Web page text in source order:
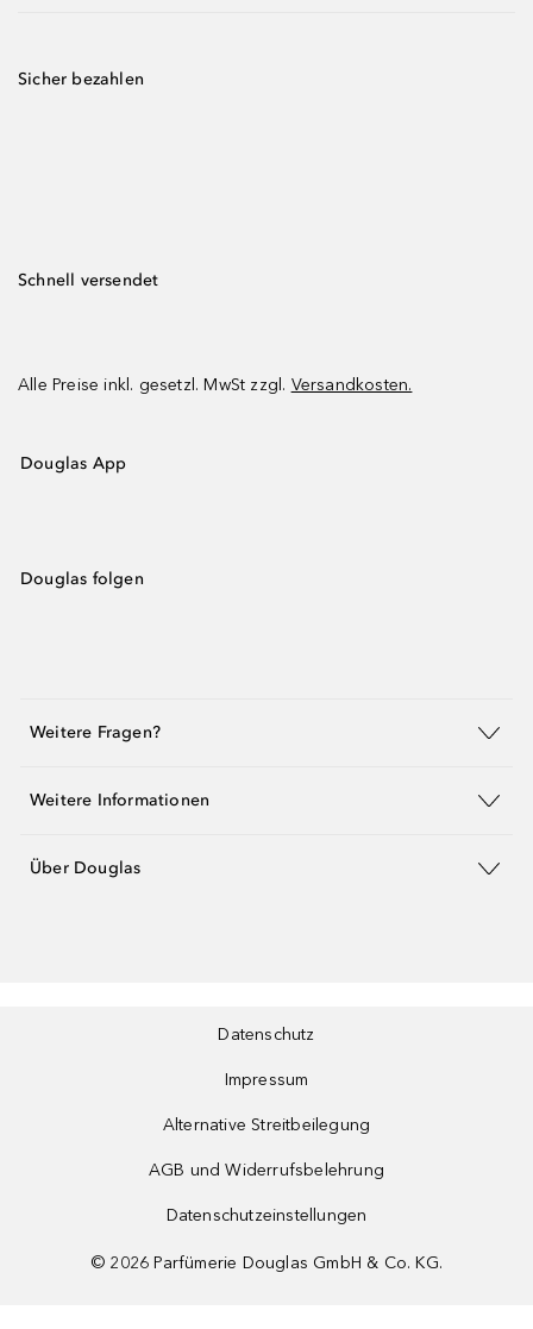
Sicher bezahlen
Schnell versendet
Alle Preise inkl. gesetzl. MwSt zzgl. Versandkosten.
Douglas App
Douglas folgen
Weitere Fragen?
Weitere Informationen
Über Douglas
Datenschutz
Impressum
Alternative Streitbeilegung
AGB und Widerrufsbelehrung
Datenschutzeinstellungen
© 2026 Parfümerie Douglas GmbH & Co. KG.